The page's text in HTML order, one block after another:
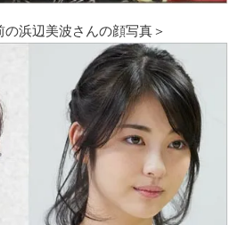
の浜辺美波さんの顔写真＞